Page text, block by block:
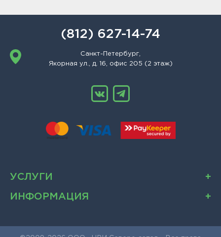
(812) 627-14-74
Санкт-Петербург,
Якорная ул., д. 16, офис 205 (2 этаж)
УСЛУГИ
ИНФОРМАЦИЯ